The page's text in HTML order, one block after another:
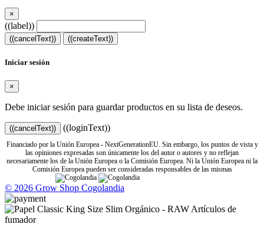
×
((label))
((cancelText)) ((createText))
Iniciar sesión
×
Debe iniciar sesión para guardar productos en su lista de deseos.
((cancelText)) ((loginText))
Financiado por la Unión Europea - NextGenerationEU. Sin embargo, los puntos de vista y
las opiniones expresadas son únicamente los del autor o autores y no reflejan
necesariamente los de la Unión Europea o la Comisión Europea. Ni la Unión Europea ni la
Comisión Europea pueden ser consideradas responsables de las mismas
© 2026 Grow Shop Cogolandia